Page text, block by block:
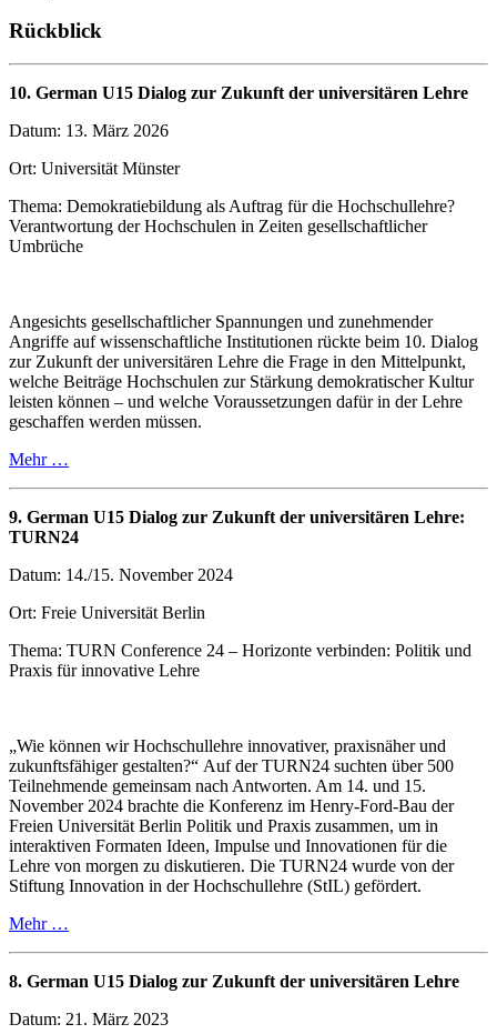
Rückblick
10. German U15 Dialog zur Zukunft der universitären Lehre
Datum: 13. März 2026
Ort: Universität Münster
Thema: Demokratiebildung als Auftrag für die Hochschullehre?
Verantwortung der Hochschulen in Zeiten gesellschaftlicher
Umbrüche
Angesichts gesellschaftlicher Spannungen und zunehmender
Angriffe auf wissenschaftliche Institutionen rückte beim 10. Dialog
zur Zukunft der universitären Lehre die Frage in den Mittelpunkt,
welche Beiträge Hochschulen zur Stärkung demokratischer Kultur
leisten können – und welche Voraussetzungen dafür in der Lehre
geschaffen werden müssen.
Mehr …
9. German U15 Dialog zur Zukunft der universitären Lehre:
TURN24
Datum: 14./15. November 2024
Ort: Freie Universität Berlin
Thema: TURN Conference 24 – Horizonte verbinden: Politik und
Praxis für innovative Lehre
„Wie können wir Hochschullehre innovativer, praxisnäher und
zukunftsfähiger gestalten?“ Auf der TURN24 suchten über 500
Teilnehmende gemeinsam nach Antworten. Am 14. und 15.
November 2024 brachte die Konferenz im Henry-Ford-Bau der
Freien Universität Berlin Politik und Praxis zusammen, um in
interaktiven Formaten Ideen, Impulse und Innovationen für die
Lehre von morgen zu diskutieren. Die TURN24 wurde von der
Stiftung Innovation in der Hochschullehre (StIL) gefördert.
Mehr …
8. German U15 Dialog zur Zukunft der universitären Lehre
Datum: 21. März 2023